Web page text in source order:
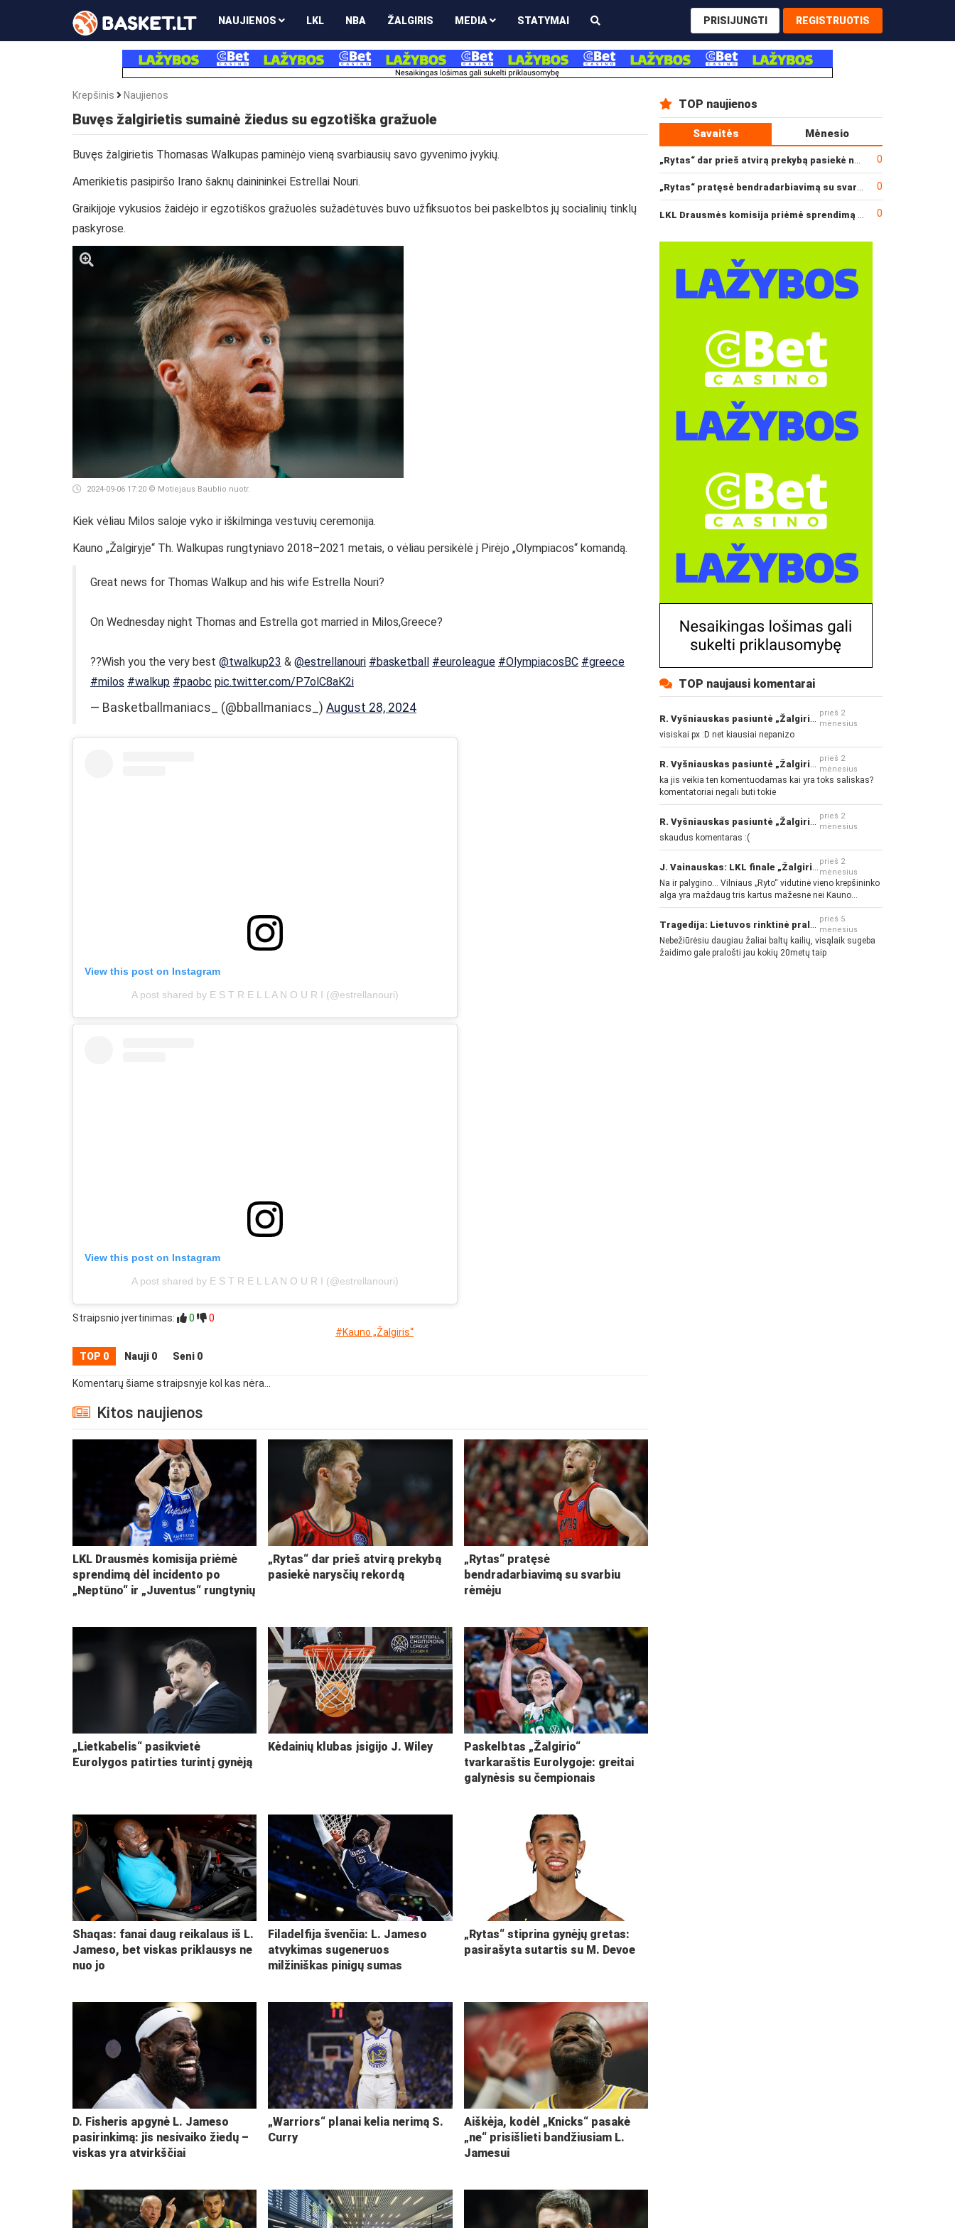
NAUJIENOS LKL NBA ŽALGIRIS MEDIA STATYMAI PRISIJUNGTI REGISTRUOTIS
Krepšinis Naujienos
Buvęs žalgirietis sumainė žiedus su egzotiška gražuole
Buvęs žalgirietis Thomasas Walkupas paminėjo vieną svarbiausių savo gyvenimo įvykių.
Amerikietis pasipiršo Irano šaknų dainininkei Estrellai Nouri.
Graikijoje vykusios žaidėjo ir egzotiškos gražuolės sužadėtuvės buvo užfiksuotos bei paskelbtos jų socialinių tinklų
paskyrose.
2024-09-06 17:20 © Motiejaus Baublio nuotr.
Kiek vėliau Milos saloje vyko ir iškilminga vestuvių ceremonija.
Kauno „Žalgiryje“ Th. Walkupas rungtyniavo 2018–2021 metais, o vėliau persikėlė į Pirėjo „Olympiacos“ komandą.
Great news for Thomas Walkup and his wife Estrella Nouri?
On Wednesday night Thomas and Estrella got married in Milos,Greece?
??Wish you the very best @twalkup23 & @estrellanouri #basketball #euroleague #OlympiacosBC #greece
#milos #walkup #paobc pic.twitter.com/P7olC8aK2i
— Basketballmaniacs_ (@bballmaniacs_) August 28, 2024
View this post on Instagram
A post shared by E S T R E L L A N O U R I (@estrellanouri)
View this post on Instagram
A post shared by E S T R E L L A N O U R I (@estrellanouri)
Straipsnio įvertinimas: 0
0
#Kauno „Žalgiris“
TOP 0 Nauji 0 Seni 0
Komentarų šiame straipsnyje kol kas nėra...
Kitos naujienos
LKL Drausmės komisija priėmė
sprendimą dėl incidento po
„Neptūno“ ir „Juventus“ rungtynių
„Rytas“ dar prieš atvirą prekybą
pasiekė narysčių rekordą
„Rytas“ pratęsė
bendradarbiavimą su svarbiu
rėmėju
„Lietkabelis“ pasikvietė
Eurolygos patirties turintį gynėją
Kėdainių klubas įsigijo J. Wiley
Paskelbtas „Žalgirio“
tvarkaraštis Eurolygoje: greitai
galynėsis su čempionais
Shaqas: fanai daug reikalaus iš L.
Jameso, bet viskas priklausys ne
nuo jo
Filadelfija švenčia: L. Jameso
atvykimas sugeneruos
milžiniškas pinigų sumas
„Rytas“ stiprina gynėjų gretas:
pasirašyta sutartis su M. Devoe
D. Fisheris apgynė L. Jameso
pasirinkimą: jis nesivaiko žiedų –
viskas yra atvirkščiai
„Warriors“ planai kelia nerimą S.
Curry
Aiškėja, kodėl „Knicks“ pasakė
„ne“ prisišlieti bandžiusiam L.
Jamesui
TOP naujienos
Savaitės Mėnesio
0
„Rytas“ pratęsė bendradarbiavimą su svarbiu rėmėju 0
0
TOP naujausi komentarai
R. Vyšniauskas pasiuntė „Žalgirio“ ir kitų klubų fanus prieš 2
mėnesius
visiskai px :D net kiausiai nepanizo
R. Vyšniauskas pasiuntė „Žalgirio“ ir kitų klubų fanus prieš 2
mėnesius
ka jis veikia ten komentuodamas kai yra toks saliskas?
komentatoriai negali buti tokie
R. Vyšniauskas pasiuntė „Žalgirio“ ir kitų klubų fanus prieš 2
mėnesius
skaudus komentaras :(
J. Vainauskas: LKL finale „Žalgiris“ norės pažeminti „Rytą“ prieš 2
mėnesius
Na ir palygino... Vilniaus „Ryto“ vidutinė vieno krepšininko
alga yra maždaug tris kartus mažesnė nei Kauno
„Žalgirio“... Mokama už sugebėjimus... Nėra pinigų - nėra
gerų žaidėjų...
Tragedija: Lietuvos rinktinė pralaimėjo Islandijai prieš 5
mėnesius
Nebežiūrėsiu daugiau žaliai baltų kailių, visąlaik sugeba
žaidimo gale pralošti jau kokių 20metų taip